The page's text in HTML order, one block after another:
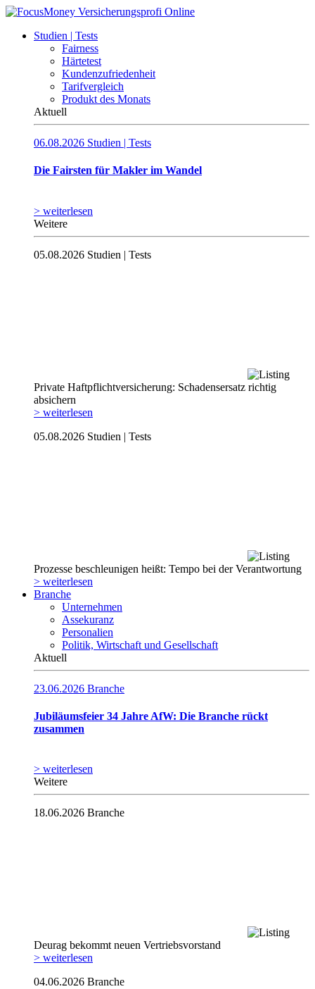
Studien | Tests
Fairness
Härtetest
Kundenzufriedenheit
Tarifvergleich
Produkt des Monats
Aktuell
06.08.2026 Studien | Tests
Die Fairsten für Makler im Wandel
> weiterlesen
Weitere
05.08.2026 Studien | Tests
Private Haftpflicht­versicherung: Schadensersatz richtig
absichern
> weiterlesen
05.08.2026 Studien | Tests
Prozesse beschleunigen heißt: Tempo bei der Verantwortung
> weiterlesen
Branche
Unternehmen
Assekuranz
Personalien
Politik, Wirtschaft und Gesellschaft
Aktuell
23.06.2026 Branche
Jubiläumsfeier 34 Jahre AfW: Die Branche rückt
zusammen
> weiterlesen
Weitere
18.06.2026 Branche
Deurag bekommt neuen Vertriebsvorstand
> weiterlesen
04.06.2026 Branche